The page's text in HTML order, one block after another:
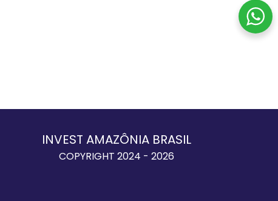
INVEST AMAZÔNIA BRASIL
COPYRIGHT 2024 - 2026